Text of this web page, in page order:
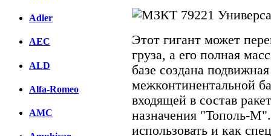
Adler
AEC
ALD
Alfa-Romeo
AMC
Этот гигант может
груза, а его полная
базе создана
межконтинентальной
входящей в состав
назначения "Тополь-
использовать и как